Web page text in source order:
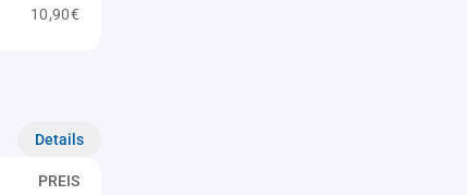
10,90€
Details
PREIS